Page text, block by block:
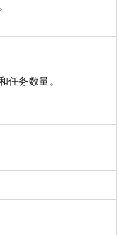
任务数量。